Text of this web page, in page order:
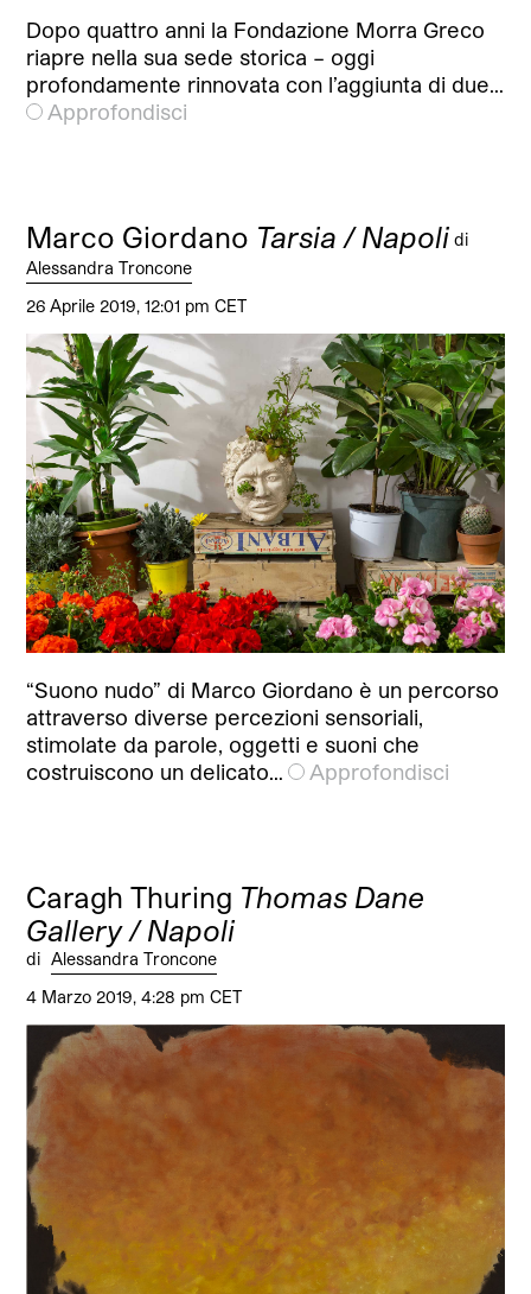
Dopo quattro anni la Fondazione Morra Greco
riapre nella sua sede storica – oggi
profondamente rinnovata con l’aggiunta di due…
Approfondisci
Marco Giordano Tarsia / Napoli di
Alessandra Troncone
26 Aprile 2019, 12:01 pm CET
“Suono nudo” di Marco Giordano è un percorso
attraverso diverse percezioni sensoriali,
stimolate da parole, oggetti e suoni che
costruiscono un delicato…
Approfondisci
Caragh Thuring Thomas Dane
Gallery / Napoli
di Alessandra Troncone
4 Marzo 2019, 4:28 pm CET